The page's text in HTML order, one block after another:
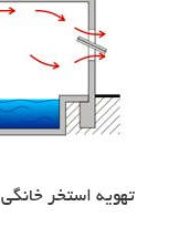
تهویه استخر خانگی